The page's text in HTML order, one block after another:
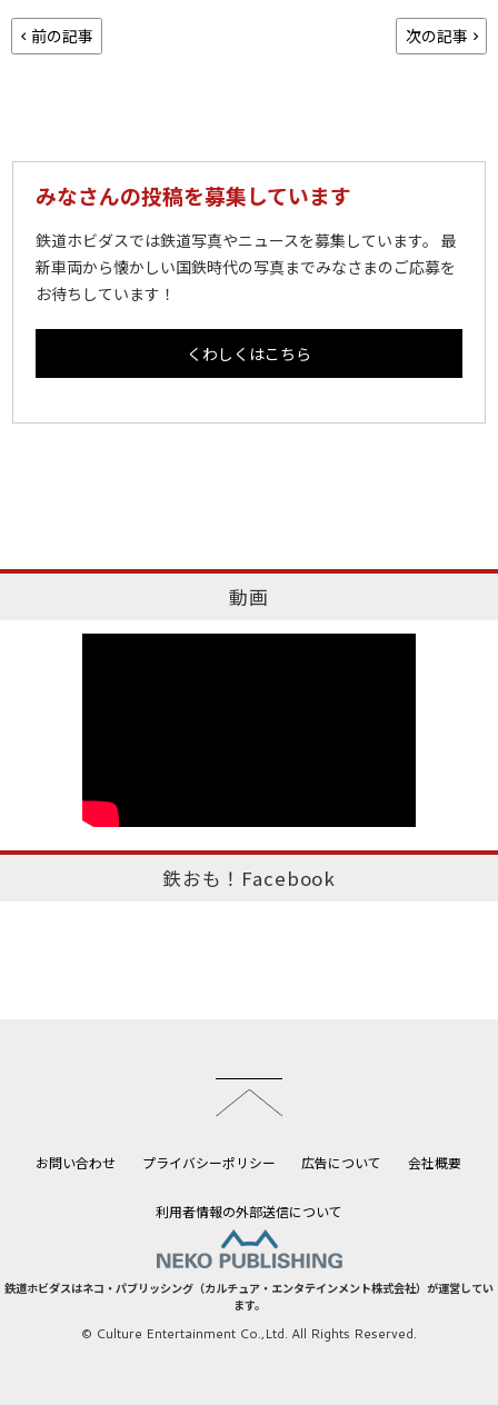
前の記事 次の記事
みなさんの投稿を募集しています
鉄道ホビダスでは鉄道写真やニュースを募集しています。 最
新車両から懐かしい国鉄時代の写真までみなさまのご応募を
お待ちしています！
くわしくはこちら
動画
鉄おも！Facebook
お問い合わせ プライバシーポリシー 広告について 会社概要
利用者情報の外部送信について
鉄道ホビダスはネコ・パブリッシング（カルチュア・エンタテインメント株式会社）が運営してい
ます。
© Culture Entertainment Co.,Ltd. All Rights Reserved.